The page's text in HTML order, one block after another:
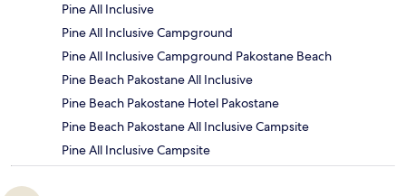
Pine All Inclusive
Pine All Inclusive Campground
Pine All Inclusive Campground Pakostane Beach
Pine Beach Pakostane All Inclusive
Pine Beach Pakostane Hotel Pakostane
Pine Beach Pakostane All Inclusive Campsite
Pine All Inclusive Campsite